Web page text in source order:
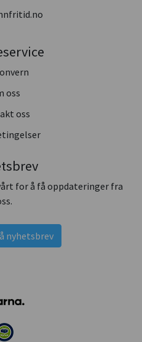
oss
oss
for å få oppdateringer fra
nyhetsbrev